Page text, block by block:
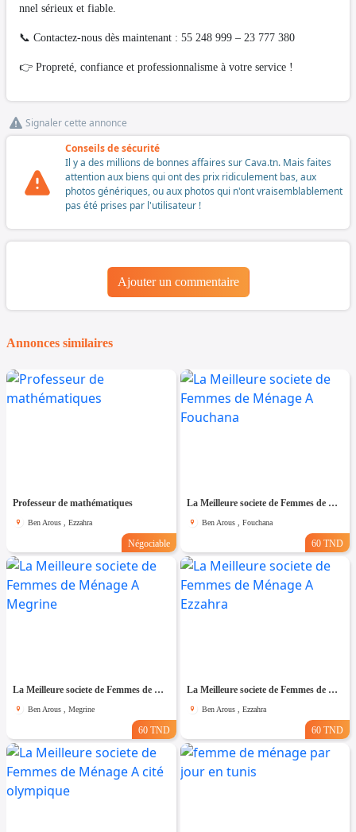
nnel sérieux et fiable.
📞 Contactez-nous dès maintenant : 55 248 999 – 23 777 380
👉 Propreté, confiance et professionnalisme à votre service !
Signaler cette annonce
Conseils de sécurité
Il y a des millions de bonnes affaires sur Cava.tn. Mais faites
attention aux biens qui ont des prix ridiculement bas, aux
photos génériques, ou aux photos qui n'ont vraisemblablement
pas été prises par l'utilisateur !
Ajouter un commentaire
Annonces similaires
Professeur de mathématiques
Ben Arous , Ezzahra
Négociable
La Meilleure societe de Femmes de Ménage A Fouchana
Ben Arous , Fouchana
60 TND
La Meilleure societe de Femmes de Ménage A Megrine
Ben Arous , Megrine
60 TND
La Meilleure societe de Femmes de Ménage A Ezzahra
Ben Arous , Ezzahra
60 TND